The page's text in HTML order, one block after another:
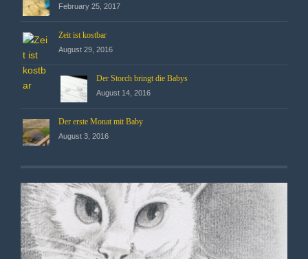
February 25, 2017
Zeit ist kostbar
August 29, 2016
Der Storch bringt die Babys
August 14, 2016
Der erste Monat mit Baby
August 3, 2016